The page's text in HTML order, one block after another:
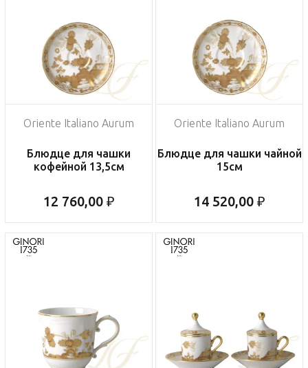
Oriente Italiano Aurum
Блюдце для чашки
кофейной 13,5см
12 760,00 ₽
Oriente Italiano Aurum
Блюдце для чашки чайной
15см
14 520,00 ₽